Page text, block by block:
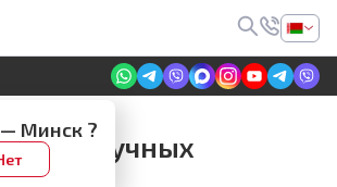
Прием заявок на сайте
Минск ?
плитки
для ручных